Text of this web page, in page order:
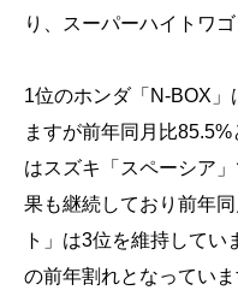
り、スーパーハイトワ
1位のホンダ「N-BOX
ますが前年同月比
はスズキ「スペーシア
果も継続しており前年
ト」は3位を維持して
の前年割れとなっていま